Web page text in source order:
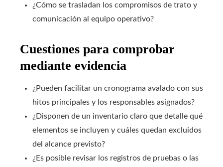
¿Cómo se trasladan los compromisos de trato y
comunicación al equipo operativo?
Cuestiones para comprobar
mediante evidencia
¿Pueden facilitar un cronograma avalado con sus
hitos principales y los responsables asignados?
¿Disponen de un inventario claro que detalle qué
elementos se incluyen y cuáles quedan excluidos
del alcance previsto?
¿Es posible revisar los registros de pruebas o las